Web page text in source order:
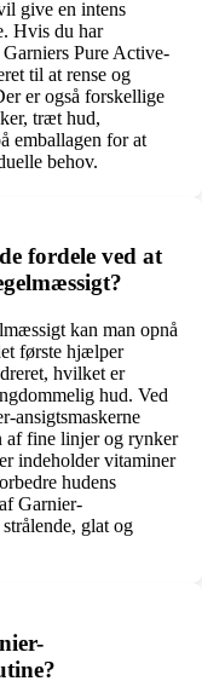
give en intens
Hvis du har
Pure Active-
til at rense og
er også forskellige
træt hud,
emballagen for at
behov.
fordele ved at
kan man opnå
første hjælper
hvilket er
hud. Ved
ansigtsmaskerne
af fine linjer og rynker
indeholder vitaminer
hudens
Garnier-
glat og